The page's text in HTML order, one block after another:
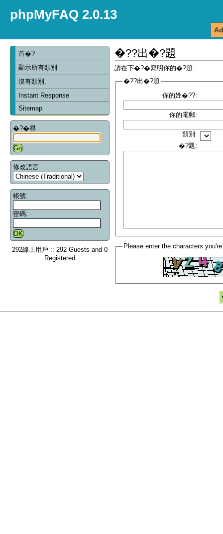
phpMyFAQ 2.0.13
首�?
顯示所有類別
沒有類別.
Instant Response
Sitemap
�?�尋
修改語言
帳號:
密碼:
292線上用戶 :: 292 Guests and 0
Registered
�??出�?題
請在下�?�寫明你的�?題:
�??出�?題
你的姓�??:
你的電郵:
類別:
�?題:
Please enter the characters